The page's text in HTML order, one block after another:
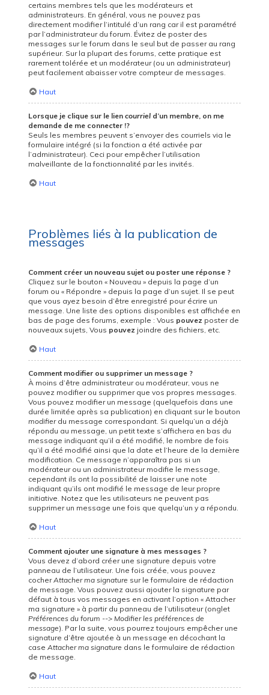
certains membres tels que les modérateurs et
administrateurs. En général, vous ne pouvez pas
directement modifier l’intitulé d’un rang car il est paramétré
par l’administrateur du forum. Évitez de poster des
messages sur le forum dans le seul but de passer au rang
supérieur. Sur la plupart des forums, cette pratique est
rarement tolérée et un modérateur (ou un administrateur)
peut facilement abaisser votre compteur de messages.
Haut
Lorsque je clique sur le liencourriel d’un membre, on me
demande de me connecter !?
Seuls les membres peuvent s’envoyer des courriels via le
formulaire intégré (si la fonction a été activée par
l’administrateur). Ceci pour empêcher l’utilisation
malveillante de la fonctionnalité par les invités.
Haut
Problèmes liés à la publication de
messages
Comment créer un nouveau sujet ou poster une réponse ?
Cliquez sur le bouton « Nouveau » depuis la page d’un
forum ou « Répondre » depuis la page d’un sujet. Il se peut
que vous ayez besoin d’être enregistré pour écrire un
message. Une liste des options disponibles est affichée en
bas de page des forums, exemple : Vous pouvez poster de
nouveaux sujets, Vous pouvez joindre des fichiers, etc.
Haut
Comment modifier ou supprimer un message ?
À moins d’être administrateur ou modérateur, vous ne
pouvez modifier ou supprimer que vos propres messages.
Vous pouvez modifier un message (quelquefois dans une
durée limitée après sa publication) en cliquant sur le bouton
modifierdu message correspondant. Si quelqu’un a déjà
répondu au message, un petit texte s’affichera en bas du
message indiquant qu’il a été modifié, le nombre de fois
qu’il a été modifié ainsi que la date et l’heure de la dernière
modification. Ce message n’apparaîtra pas si un
modérateur ou un administrateur modifie le message,
cependant ils ont la possibilité de laisser une note
indiquant qu’ils ont modifié le message de leur propre
initiative. Notez que les utilisateurs ne peuvent pas
supprimer un message une fois que quelqu’un y a répondu.
Haut
Comment ajouter une signature à mes messages ?
Vous devez d’abord créer une signature depuis votre
panneau de l’utilisateur. Une fois créée, vous pouvez
cocherAttacher ma signature sur le formulaire de rédaction
de message. Vous pouvez aussi ajouter la signature par
défaut à tous vos messages en activant l’option « Attacher
ma signature » à partir du panneau de l’utilisateur (onglet
Préférences du forum --> Modifier les préférences de
message). Par la suite, vous pourrez toujours empêcher une
signature d’être ajoutée à un message en décochant la
caseAttacher ma signature dans le formulaire de rédaction
de message.
Haut